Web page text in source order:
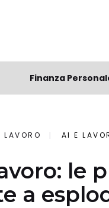
Finanza
LAVORO AI E
le
a